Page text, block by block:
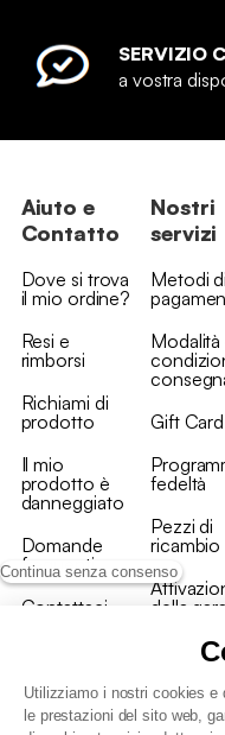
Continua senza consenso
Utilizziamo i nostri cookies e
le prestazioni del sito web,
SERVIZIO
a vostra
Aiuto e
Contatto
Dove si trova
il mio ordine?
Resi e
rimborsi
Richiami di
prodotto
Il mio
prodotto è
danneggiato
Domande
frequenti
Contattaci
Nostri
servizi
Metodi di
Modalità
Gift Card
fedeltà
Pezzi di
ricambio
della